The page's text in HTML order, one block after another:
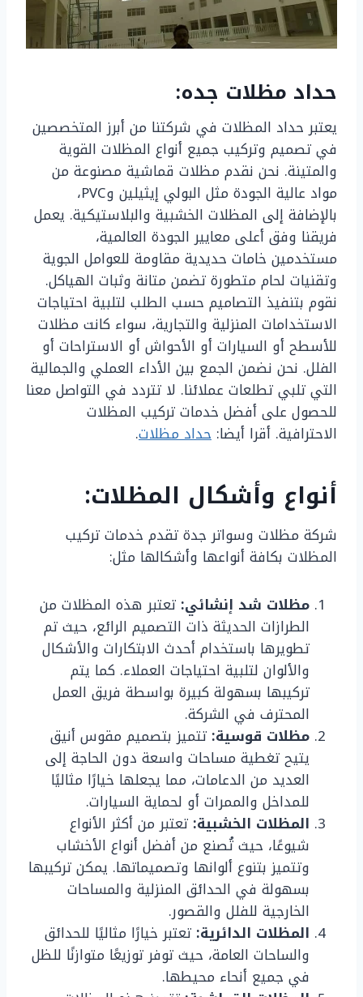
حداد مظلات جده:
يعتبر حداد المظلات في شركتنا من أبرز المتخصصين
في تصميم وتركيب جميع أنواع المظلات القوية
والمتينة. نحن نقدم مظلات قماشية مصنوعة من
مواد عالية الجودة مثل البولي إيثيلين وPVC،
بالإضافة إلى المظلات الخشبية والبلاستيكية. يعمل
فريقنا وفق أعلى معايير الجودة العالمية،
مستخدمين خامات حديدية مقاومة للعوامل الجوية
وتقنيات لحام متطورة تضمن متانة وثبات الهياكل.
نقوم بتنفيذ التصاميم حسب الطلب لتلبية احتياجات
الاستخدامات المنزلية والتجارية، سواء كانت مظلات
للأسطح أو السيارات أو الأحواش أو الاستراحات أو
الفلل. نحن نضمن الجمع بين الأداء العملي والجمالية
التي تلبي تطلعات عملائنا. لا تتردد في التواصل معنا
للحصول على أفضل خدمات تركيب المظلات
الاحترافية. أقرا أيضا: حداد مظلات.
أنواع وأشكال المظلات:
شركة مظلات وسواتر جدة تقدم خدمات تركيب
المظلات بكافة أنواعها وأشكالها مثل:
مظلات شد إنشائي: تعتبر هذه المظلات من
الطرازات الحديثة ذات التصميم الرائع، حيث تم
تطويرها باستخدام أحدث الابتكارات والأشكال
والألوان لتلبية احتياجات العملاء. كما يتم
تركيبها بسهولة كبيرة بواسطة فريق العمل
المحترف في الشركة.
مظلات قوسية: تتميز بتصميم مقوس أنيق
يتيح تغطية مساحات واسعة دون الحاجة إلى
العديد من الدعامات، مما يجعلها خيارًا مثاليًا
للمداخل والممرات أو لحماية السيارات.
المظلات الخشبية: تعتبر من أكثر الأنواع
شيوعًا، حيث تُصنع من أفضل أنواع الأخشاب
وتتميز بتنوع ألوانها وتصميماتها. يمكن تركيبها
بسهولة في الحدائق المنزلية والمساحات
الخارجية للفلل والقصور.
المظلات الدائرية: تعتبر خيارًا مثاليًا للحدائق
والساحات العامة، حيث توفر توزيعًا متوازنًا للظل
في جميع أنحاء محيطها.